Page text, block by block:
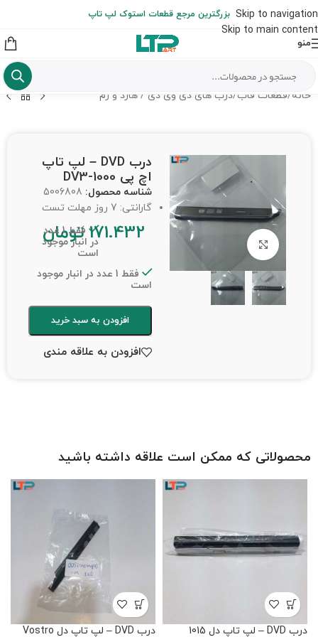
Skip to navigation
Skip to main content
از شهرستان به عهده مشتری است)
بزرگترین مرجع قطعات استوک لپ تاپ
منو
خانه /قطعات قاب/درب های دی وی دی / هارد و رم
برای بزرگنمایی کلیک کنید
درب DVD – لپ تاپ
اچ پی DV3-1000
شناسه محصول: 5006808
گارانتی: 7 روز مهلت تست
171.432 تومان
فقط 1 عدد
در انبار موجود
است
فقط 1 عدد در انبار موجود
است
افزودن به سبد خرید
افزودن به علاقه مندی
محصولاتی که ممکن است علاقه داشته باشید
درب DVD – لپ تاپ دل 1015
درب DVD – لپ تاپ دل Vostro